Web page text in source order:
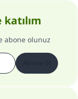
abone olunuz